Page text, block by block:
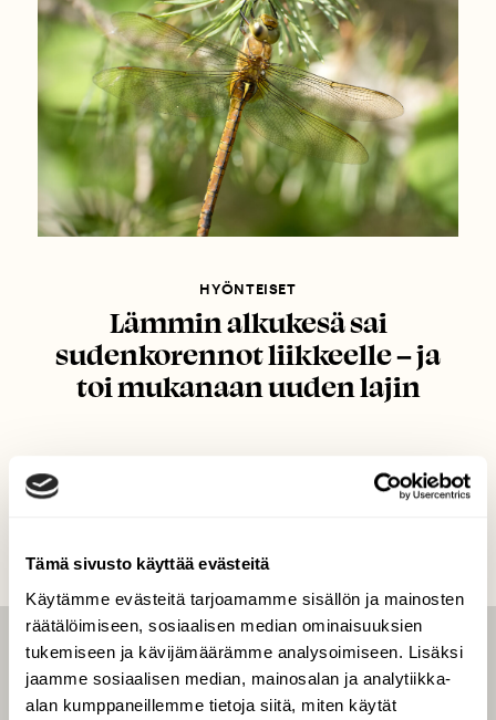
Tämä sivusto käyttää evästeitä
Käytämme evästeitä tarjoamamme sisällön ja mainosten
räätälöimiseen, sosiaalisen median ominaisuuksien
tukemiseen ja kävijämäärämme analysoimiseen. Lisäksi
jaamme sosiaalisen median, mainosalan ja analytiikka-
alan kumppaneillemme tietoja siitä, miten käytät
HYÖNTEISET
Lämmin alkukesä sai
sudenkorennot liikkeelle – ja
toi mukanaan uuden lajin
LEHTI
Uusin lehti